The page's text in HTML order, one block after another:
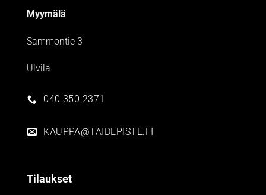
Myymälä
Sammontie 3
Ulvila
040 350 2371
KAUPPA@TAIDEPISTE.FI
Tilaukset